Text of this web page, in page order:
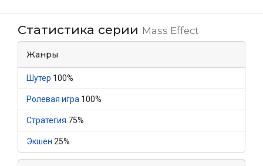
Статистика серии Mass Effect
Жанры
Шутер 100%
Ролевая игра 100%
Стратегия 75%
Экшен 25%